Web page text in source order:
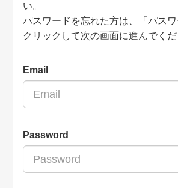
い。
パスワードを忘れた方は、「パス
クリックして次の画面に進んでくだ
Email
Password